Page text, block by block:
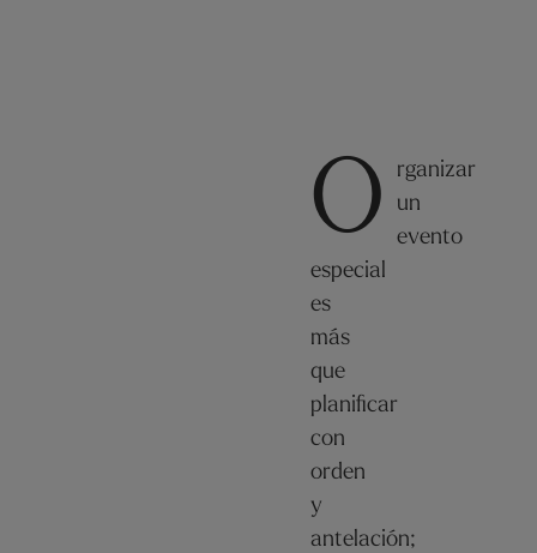
O
rganizar
un
evento
especial
es
más
que
planificar
con
orden
y
antelación;